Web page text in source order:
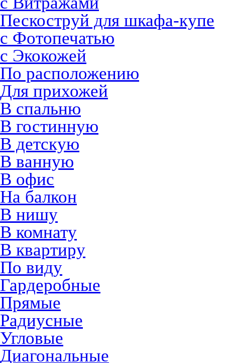
Пескоструй для шкафа-купе
с Фотопечатью
с Экокожей
По расположению
Для прихожей
В спальню
В гостинную
В детскую
В ванную
В офис
На балкон
В нишу
В комнату
В квартиру
По виду
Гардеробные
Прямые
Радиусные
Угловые
Диагональные